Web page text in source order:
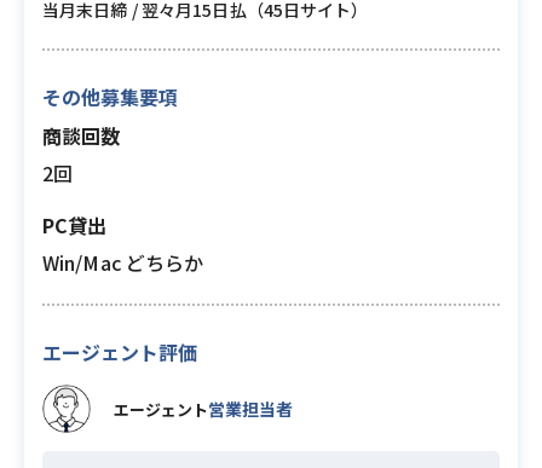
当月末日締 / 翌々月15日払（45日サイト）
その他募集要項
商談回数
2回
PC貸出
Win/Mac どちらか
エージェント評価
エージェント営業担当者